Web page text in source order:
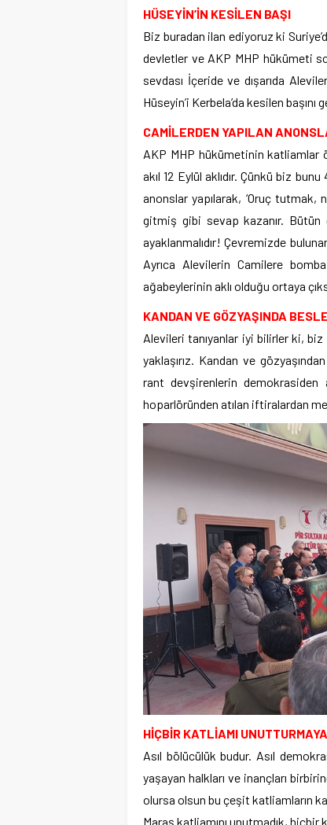
HÜSEYİN’İN KESİLEN BAŞI
Biz buradan ilan ediyoruz ki
devletler ve AKP MHP hükümeti
sevdası İçeride ve dışarıda
Hüseyin’i Kerbela’da kesilen
CAMİLERDEN YAPILAN
AKP MHP hükümetinin
akıl 12 Eylül aklıdır. Çünkü biz
anonslar yapılarak, ‘Oruç
gitmiş gibi sevap kazanır.
ayaklanmalıdır! Çevremizde
Ayrıca Alevilerin Camilere
ağabeylerinin aklı olduğu ortaya
KANDAN VE GÖZYAŞINDA
Alevileri tanıyanlar iyi bilirler ki,
yaklaşırız. Kandan ve
rant devşirenlerin demokrasiden
hoparlöründen atılan iftiralardan
HİÇBİR KATLİAMI
Asıl bölücülük budur. Asıl
yaşayan halkları ve inançları
olursa olsun bu çeşit katliamların
Maraş katliamını unutmadık, hiçbir